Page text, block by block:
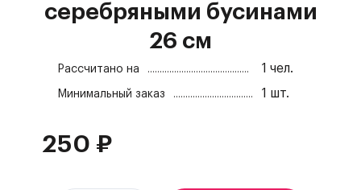
серебряными бусинами
26 см
Рассчитано на 1 чел.
Минимальный заказ 1 шт.
250 ₽